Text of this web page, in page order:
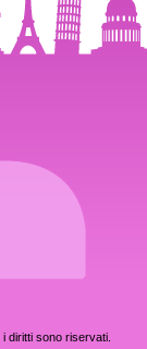
diritti sono riservati.